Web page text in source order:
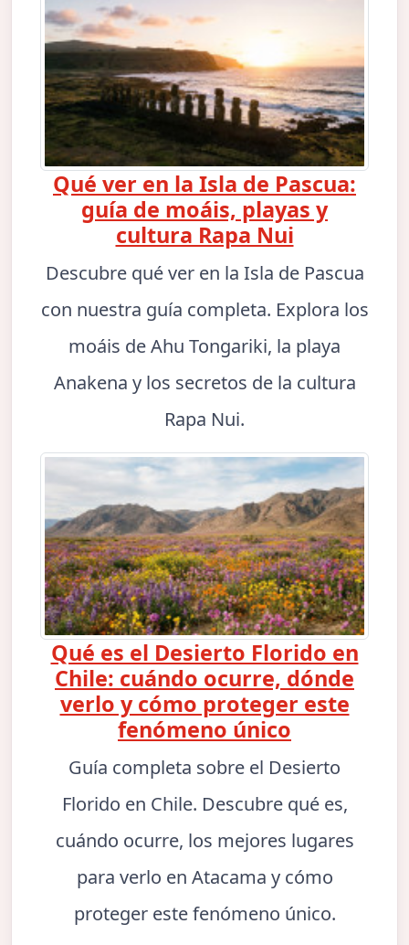
Qué ver en la Isla de Pascua:
guía de moáis, playas y
cultura Rapa Nui
Descubre qué ver en la Isla de Pascua
con nuestra guía completa. Explora los
moáis de Ahu Tongariki, la playa
Anakena y los secretos de la cultura
Rapa Nui.
Qué es el Desierto Florido en
Chile: cuándo ocurre, dónde
verlo y cómo proteger este
fenómeno único
Guía completa sobre el Desierto
Florido en Chile. Descubre qué es,
cuándo ocurre, los mejores lugares
para verlo en Atacama y cómo
proteger este fenómeno único.